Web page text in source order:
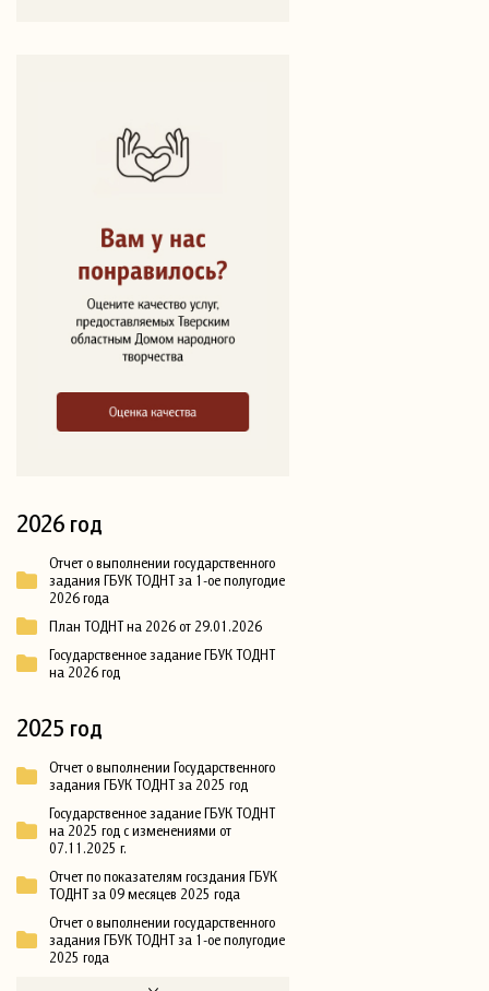
2026 год
Отчет о выполнении государственного
задания ГБУК ТОДНТ за 1-ое полугодие
2026 года
План ТОДНТ на 2026 от 29.01.2026
Государственное задание ГБУК ТОДНТ
на 2026 год
2025 год
Отчет о выполнении Государственного
задания ГБУК ТОДНТ за 2025 год
Государственное задание ГБУК ТОДНТ
на 2025 год с изменениями от
07.11.2025 г.
Отчет по показателям госздания ГБУК
ТОДНТ за 09 месяцев 2025 года
Отчет о выполнении государственного
задания ГБУК ТОДНТ за 1-ое полугодие
2025 года